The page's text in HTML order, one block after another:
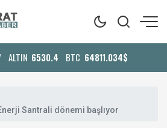
ALTIN 6530.4 BTC 64811.034$
Santrali dönemi başlıyor